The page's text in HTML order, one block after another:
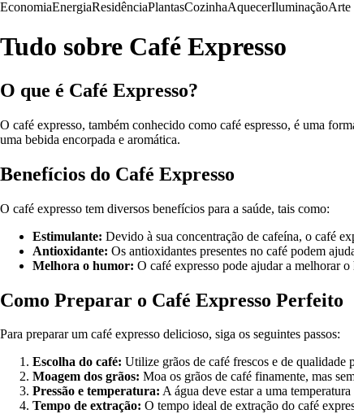
EconomiaEnergiaResidênciaPlantasCozinhaAquecerIluminaçãoArte
Tudo sobre Café Expresso
O que é Café Expresso?
O café expresso, também conhecido como café espresso, é uma
uma bebida encorpada e aromática.
Benefícios do Café Expresso
O café expresso tem diversos benefícios para a saúde, tais como:
Estimulante: Devido à sua concentração de cafeína, o café
Antioxidante: Os antioxidantes presentes no café podem
Melhora o humor: O café expresso pode ajudar a melhorar
Como Preparar o Café Expresso Perfeito
Para preparar um café expresso delicioso, siga os seguintes passos:
Escolha do café: Utilize grãos de café frescos e de qualidade
Moagem dos grãos: Moa os grãos de café finamente, mas
Pressão e temperatura: A água deve estar a uma
Tempo de extração: O tempo ideal de extração do café